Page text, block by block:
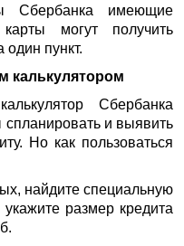
Сбербанка имеющие
могут получить
один пункт.
калькулятором
Сбербанка
спланировать и выявить
Но как пользоваться
найдите специальную
размер кредита